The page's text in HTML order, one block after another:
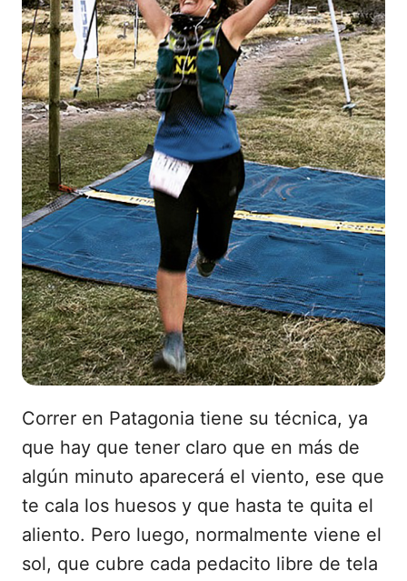
Correr en Patagonia tiene su técnica, ya
que hay que tener claro que en más de
algún minuto aparecerá el viento, ese que
te cala los huesos y que hasta te quita el
aliento. Pero luego, normalmente viene el
sol, que cubre cada pedacito libre de tela